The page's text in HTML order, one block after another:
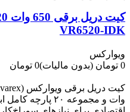
VR6520-IDK
ویوارکس
0 تومان
(بدون مالیات)0 تومان
وات و مجموعه ۲۰